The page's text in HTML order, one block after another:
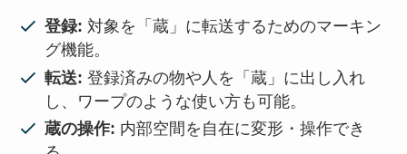
登録: 対象を「蔵」に転送するためのマーキン
グ機能。
転送: 登録済みの物や人を「蔵」に出し入れ
し、ワープのような使い方も可能。
蔵の操作: 内部空間を自在に変形・操作でき